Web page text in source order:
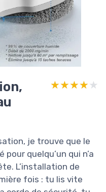
★★★★★
★★★★★
je trouve que le
quelqu’un qui n’a
L’installation de
fois : tu lis vite